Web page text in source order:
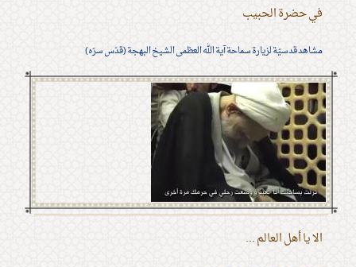
في حضرة الحبيب
مشاهد قدسيّة لزيارة سماحة آية الله العظمى الشيخ البهجة (قدّس سرّه)
الا يا أهل العالم ...